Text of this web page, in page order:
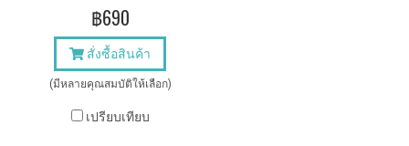
฿690
สั่งซื้อสินค้า
(มีหลายคุณสมบัติให้เลือก)
เปรียบเทียบ